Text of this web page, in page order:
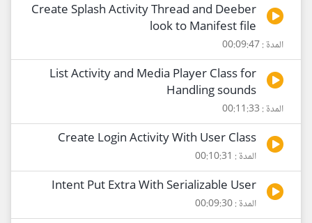
Create Splash Activity Thread and Deeber
look to Manifest file
المدة : 00:09:47
List Activity and Media Player Class for
Handling sounds
المدة : 00:11:33
Create Login Activity With User Class
المدة : 00:10:31
Intent Put Extra With Serializable User
المدة : 00:09:30